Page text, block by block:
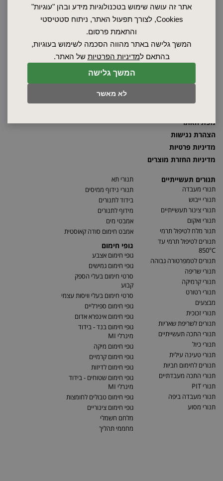
המשך גלישה
לא מאשר
אתר זה עושה שימוש בטכנולוגיות מידע ובהן "עוגיות"
Cookies, לצורך תפעול האתר, ניתוח סטטיסטי
והתאמת פרסום.
המשך גלישה באתר מהווה הסכמה לשימוש בעוגיות,
בהתאם למדיניות הפרטיות של האתר.
שרות ותחזוקה
סרטונים
מפת האתר
הצהרת נגישות
מדיניות פרטיות
מדיניות החזרת מוצרים
תנורים תעשייתיים
תנורי מעבדה
תנורי ייבוש
תנורי צינור תעשייתיים
תנורי ואקום
תנור מלח לטיפול תרמי
תנורים לטיפול תרמי עד
850°C
תנורים לטמפרטורה גבוהה
תנורי שריפה
תנורי קרמיקה
תנורי רטורט
מבצעים
תנורי זכוכית
תנורים לשריפת שאריות
תנורי התכה תעשייתיים
תנורי כיול
תנורי טעינה עילית
תנורים לחימום חביות
תנורי התכה מעבדתיים
תנורי PIT
תנורי מעבדה ביפה
תנורי מסוע
תנורי תא
תנורי נידוף ממיסים
בידוד לתנורים
מידוף לתנורים
אמבטי מים
אמבט חימום סודה קאוסטית
גופי חימום
גופי חימום אצבע
גופי חימום גמישים
סרטי חימום בעלי הספק
קבוע
סרטי חימום בעלי וויסות עצמי
גופי חימום ספירליים
גופי חימום אינפרא אדום
גופי חימום בנד - בידוד
מינרלי MI
גופי חימום מיקה
גופי חימום קרמיים
גופי חימום לדיזות
גופי חימום שטוחים - בידוד
מינרלי MI
גופי חימום טבולים לחומצות
גופי חימום צינוריים
מלחם חשמלי
מחממי תהליך